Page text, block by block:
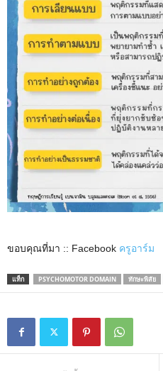
ขอบคุณที่มา :: Facebook ครูอาร์ม
แท็ก PSYCHOMOTOR DOMAIN ทักษะพิสัย